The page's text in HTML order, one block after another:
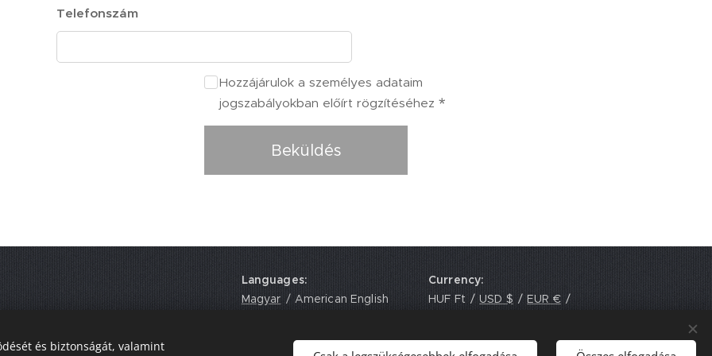
Telefonszám
Hozzájárulok a személyes adataim
jogszabályokban előírt rögzítéséhez
Beküldés
Academy
Languages
Magyar
American English
Currency
HUF Ft
USD $
EUR €
és biztonságát, valamint